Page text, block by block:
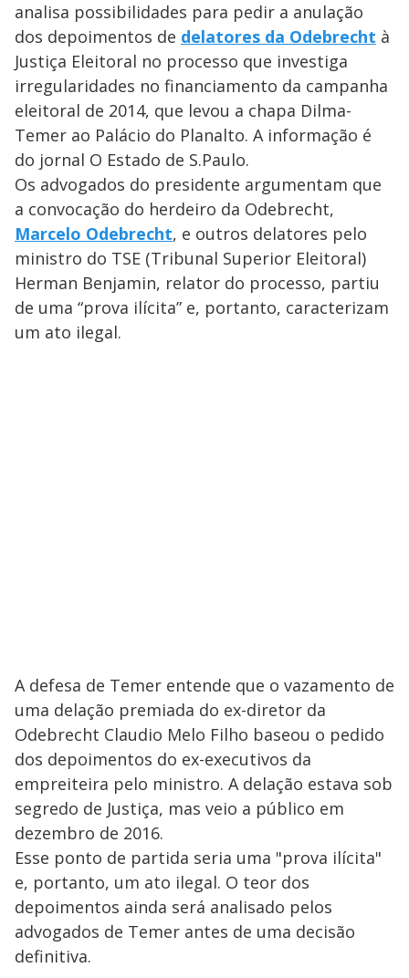
analisa possibilidades para pedir a anulação
dos depoimentos de delatores da Odebrecht à
Justiça Eleitoral no processo que investiga
irregularidades no financiamento da campanha
eleitoral de 2014, que levou a chapa Dilma-
Temer ao Palácio do Planalto. A informação é
do jornal O Estado de S.Paulo.
Os advogados do presidente argumentam que
a convocação do herdeiro da Odebrecht,
Marcelo Odebrecht, e outros delatores pelo
ministro do TSE (Tribunal Superior Eleitoral)
Herman Benjamin, relator do processo, partiu
de uma “prova ilícita” e, portanto, caracterizam
um ato ilegal.
A defesa de Temer entende que o vazamento de
uma delação premiada do ex-diretor da
Odebrecht Claudio Melo Filho baseou o pedido
dos depoimentos do ex-executivos da
empreiteira pelo ministro. A delação estava sob
segredo de Justiça, mas veio a público em
dezembro de 2016.
Esse ponto de partida seria uma "prova ilícita"
e, portanto, um ato ilegal. O teor dos
depoimentos ainda será analisado pelos
advogados de Temer antes de uma decisão
definitiva.